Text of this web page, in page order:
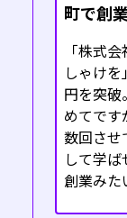
町で創業
「株式
しゃけ
円を突
めてです
数回させ
して学
創業みた